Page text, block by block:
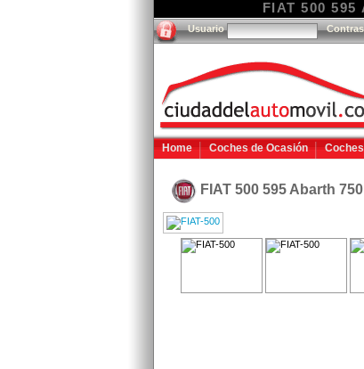
FIAT 500
Usuario
Home Coches de Ocasión
FIAT 500 595 Abarth